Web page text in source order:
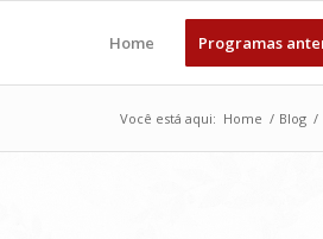
Home Programas
Você está aqui: Home / Blog /